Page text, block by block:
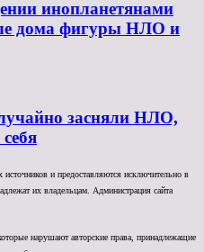
инопланетянами
дома фигуры НЛО и
засняли НЛО,
и предоставляются исключительно в
их владельцам. Администрация сайта
нарушают авторские права, принадлежащие